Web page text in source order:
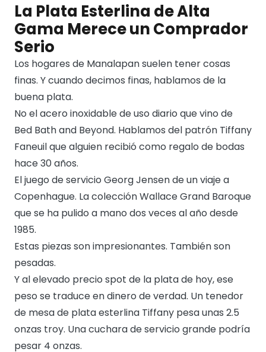
La Plata Esterlina de Alta
Gama Merece un Comprador
Serio
Los hogares de Manalapan suelen tener cosas
finas. Y cuando decimos finas, hablamos de la
buena plata.
No el acero inoxidable de uso diario que vino de
Bed Bath and Beyond. Hablamos del patrón Tiffany
Faneuil que alguien recibió como regalo de bodas
hace 30 años.
El juego de servicio Georg Jensen de un viaje a
Copenhague. La colección Wallace Grand Baroque
que se ha pulido a mano dos veces al año desde
1985.
Estas piezas son impresionantes. También son
pesadas.
Y al elevado precio spot de la plata de hoy, ese
peso se traduce en dinero de verdad. Un tenedor
de mesa de plata esterlina Tiffany pesa unas 2.5
onzas troy. Una cuchara de servicio grande podría
pesar 4 onzas.